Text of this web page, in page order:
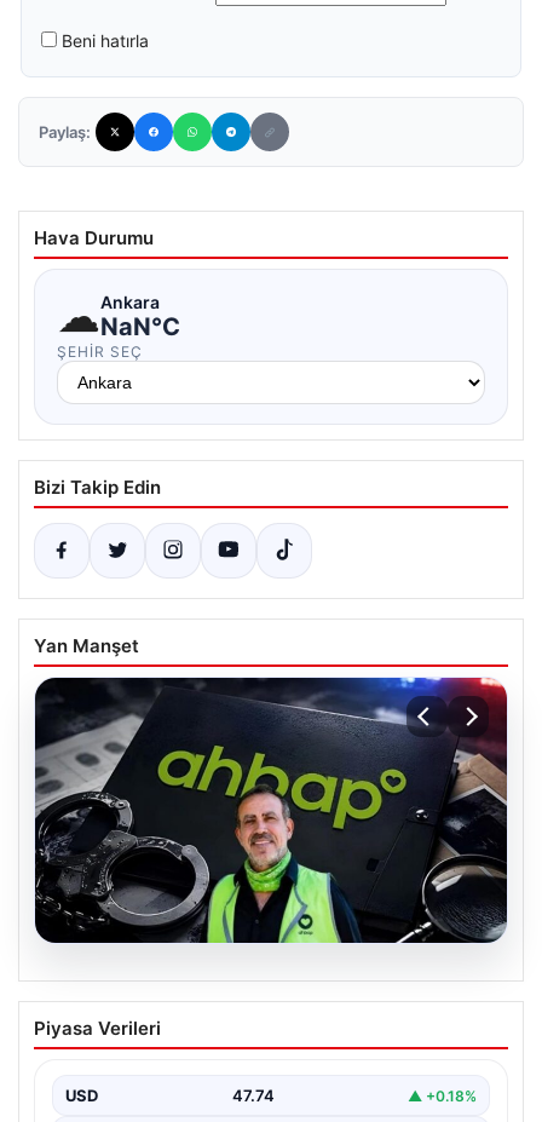
Beni hatırla
Paylaş:
Hava Durumu
☁Ankara
NaN°C
ŞEHIR SEÇ
Bizi Takip Edin
Yan Manşet
07.08.2026
Ahbap Derneği yönetimine kayyum
atandı. Fesih süreci başladı
Piyasa Verileri
USD 47.74 ▲ +0.18%